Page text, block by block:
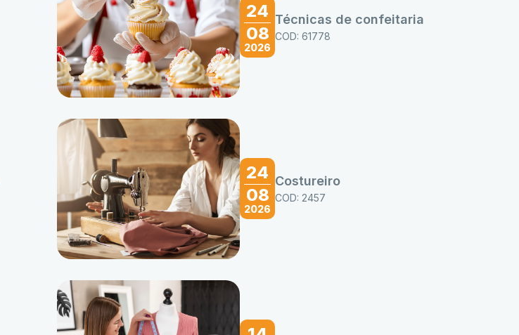
24
08
2026
Técnicas de confeitaria
COD: 61778
24
08
2026
Costureiro
COD: 2457